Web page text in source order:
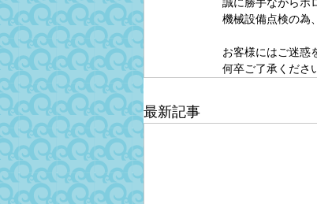
機械設備点検の為
お客様にはご迷惑
何卒ご了承くださ
最新記事